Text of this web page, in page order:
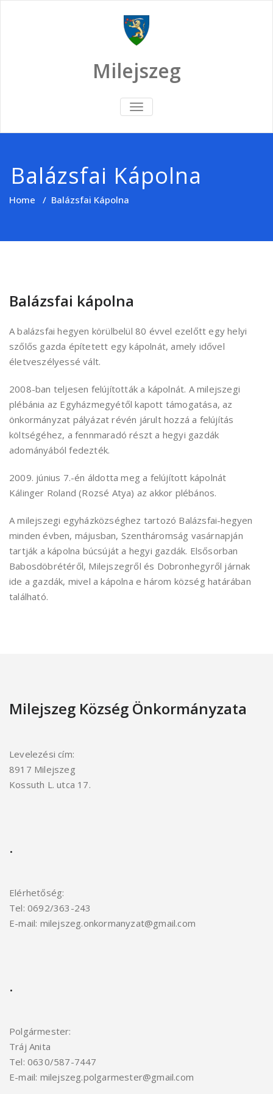
Milejszeg
TOGGLE
NAVIGATION
Balázsfai Kápolna
Home / Balázsfai Kápolna
Balázsfai kápolna
A balázsfai hegyen körülbelül 80 évvel ezelőtt egy helyi
szőlős gazda építetett egy kápolnát, amely idővel
életveszélyessé vált.
2008-ban teljesen felújították a kápolnát. A milejszegi
plébánia az Egyházmegyétől kapott támogatása, az
önkormányzat pályázat révén járult hozzá a felújítás
költségéhez, a fennmaradó részt a hegyi gazdák
adományából fedezték.
2009. június 7.-én áldotta meg a felújított kápolnát
Kálinger Roland (Rozsé Atya) az akkor plébános.
A milejszegi egyházközséghez tartozó Balázsfai-hegyen
minden évben, májusban, Szentháromság vasárnapján
tartják a kápolna búcsúját a hegyi gazdák. Elsősorban
Babosdöbrétéről, Milejszegről és Dobronhegyről járnak
ide a gazdák, mivel a kápolna e három község határában
található.
Milejszeg Község Önkormányzata
Levelezési cím:
8917 Milejszeg
Kossuth L. utca 17.
.
Elérhetőség:
Tel: 0692/363-243
E-mail: milejszeg.onkormanyzat@gmail.com
.
Polgármester:
Tráj Anita
Tel: 0630/587-7447
E-mail: milejszeg.polgarmester@gmail.com